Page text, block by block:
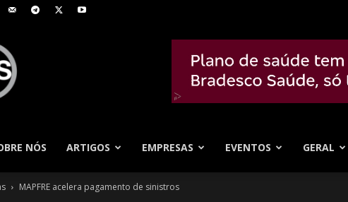
NÓS ARTIGOS EMPRESAS EVENTOS GERAL
MAPFRE acelera pagamento de sinistros